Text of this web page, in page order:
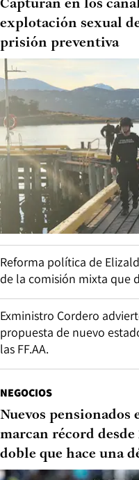
Capturan en los
explotación sexual
prisión preventiva
Reforma política de
de la comisión mixta que
Exministro Cordero
propuesta de nuevo
las FF.AA.
NEGOCIOS
Nuevos pensionados
marcan récord desde
doble que hace una